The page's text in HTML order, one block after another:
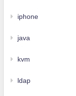
iphone
java
kvm
ldap